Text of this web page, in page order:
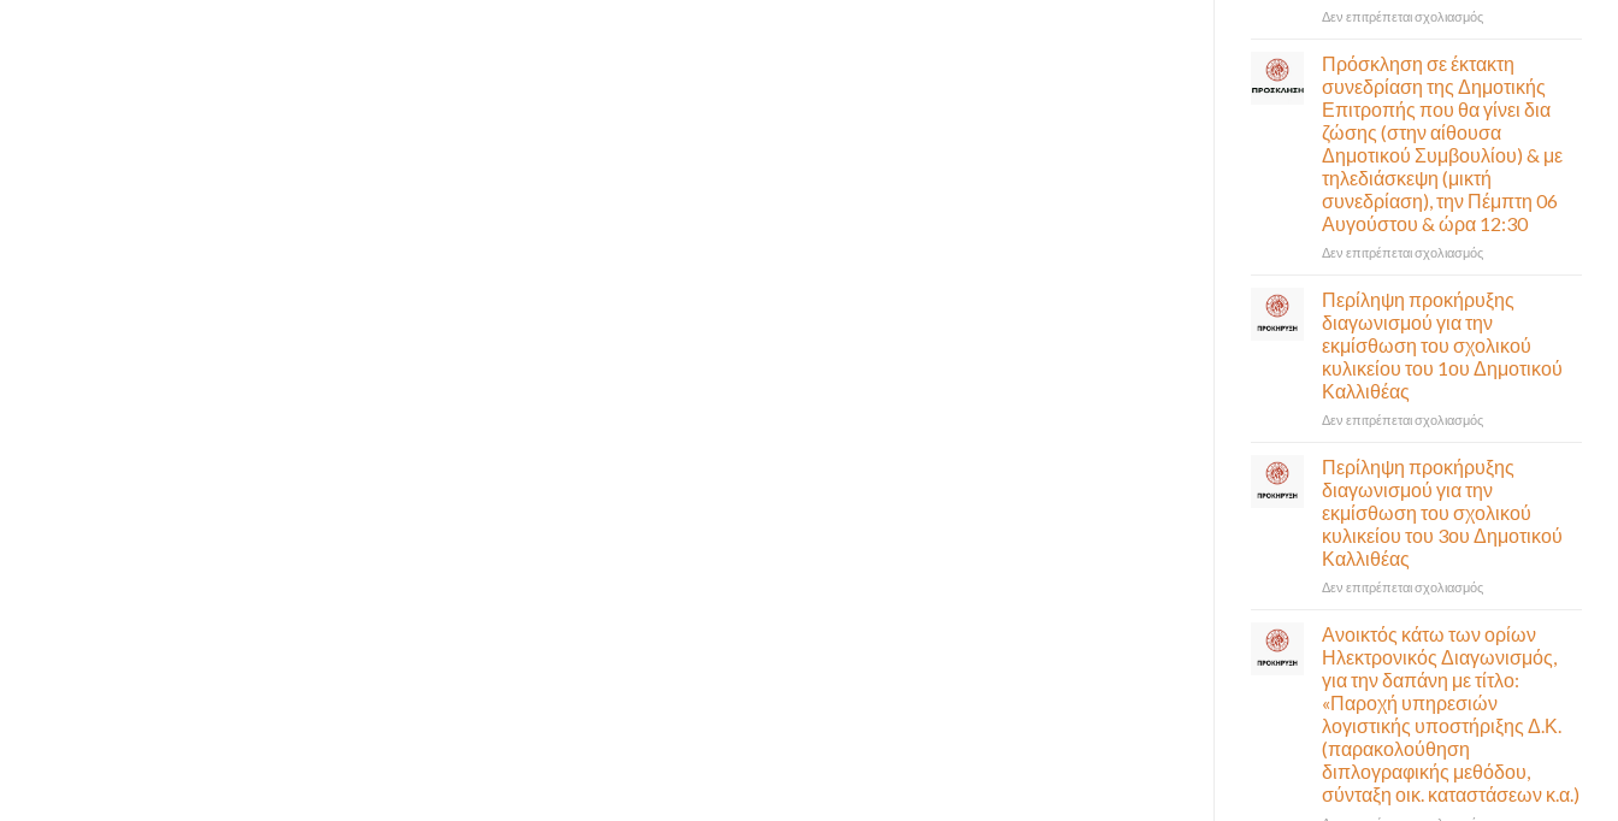
Δεν επιτρέπεται σχολιασμόςστο
κυκλοφορία
η
Παλαιά
Παραλιακή
(Λ.
Ποσειδώνος)
τη
Δευτέρα
Αυγούστου-
αναγκαίο
και
σημαντικό
έργο
υποδομής
Πρόσκληση σε έκτακτη
συνεδρίαση της Δημοτικής
Επιτροπής που θα γίνει δια
ζώσης (στην αίθουσα
Δημοτικού Συμβουλίου) & με
τηλεδιάσκεψη (μικτή
συνεδρίαση), την Πέμπτη 06
Αυγούστου & ώρα 12:30
Δεν επιτρέπεται σχολιασμόςστο
σε
έκτακτη
συνεδρίαση
της
Δημοτικής
δια
ζώσης
(στην
αίθουσα
&
τηλεδιάσκεψη
(μικτή
συνεδρίαση),
την
Πέμπτη
06
Αυγούστου
&
ώρα
Περίληψη προκήρυξης
διαγωνισμού για την
εκμίσθωση του σχολικού
κυλικείου του 1ου Δημοτικού
Καλλιθέας
Δεν επιτρέπεται σχολιασμόςστο
προκήρυξης
διαγωνισμού
για
την
εκμίσθωση
1ου
Δημοτικού
Καλλιθέας
Περίληψη προκήρυξης
διαγωνισμού για την
εκμίσθωση του σχολικού
κυλικείου του 3ου Δημοτικού
Καλλιθέας
Δεν επιτρέπεται σχολιασμόςστο
προκήρυξης
διαγωνισμού
για
την
εκμίσθωση
του
κυλικείου
του
Ανοικτός κάτω των ορίων
Ηλεκτρονικός Διαγωνισμός,
για την δαπάνη με τίτλο:
«Παροχή υπηρεσιών
λογιστικής υποστήριξης Δ.Κ.
(παρακολούθηση
διπλογραφικής μεθόδου,
σύνταξη οικ. καταστάσεων κ.α.)